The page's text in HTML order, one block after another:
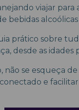
viajar
bebidas
prático sobre
desde as
não se esqueça
e